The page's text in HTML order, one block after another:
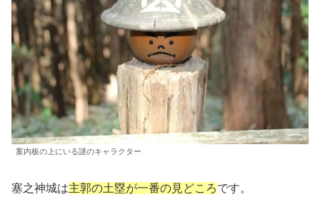
案内板の上にいる謎のキャラクター
塞之神城は主郭の土塁が一番の見どころです。